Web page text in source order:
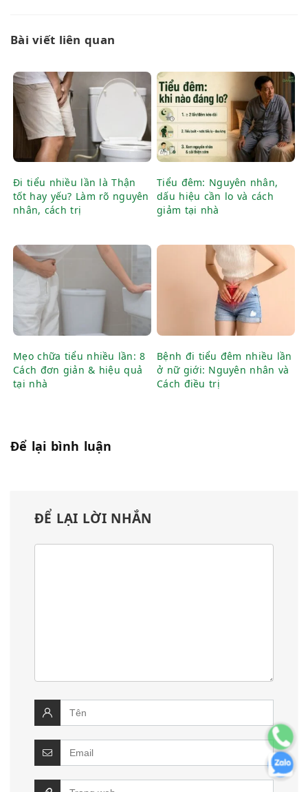
Bài viết liên quan
Đi tiểu nhiều lần là Thận
tốt hay yếu? Làm rõ nguyên
nhân, cách trị
Tiểu đêm: Nguyên nhân,
dấu hiệu cần lo và cách
giảm tại nhà
Mẹo chữa tiểu nhiều lần: 8
Cách đơn giản & hiệu quả
tại nhà
Bệnh đi tiểu đêm nhiều lần
ở nữ giới: Nguyên nhân và
Cách điều trị
Để lại bình luận
ĐỂ LẠI LỜI NHẮN